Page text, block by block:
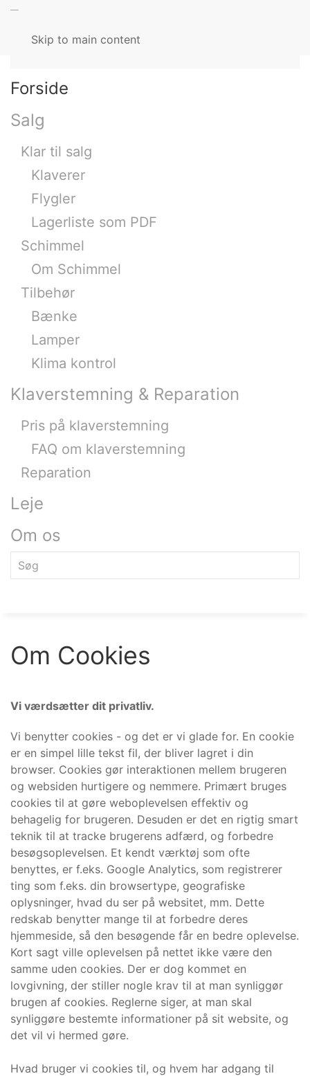
Skip to main content
Forside
Salg
Klar til salg
Klaverer
Flygler
Lagerliste som PDF
Schimmel
Om Schimmel
Tilbehør
Bænke
Lamper
Klima kontrol
Klaverstemning & Reparation
Pris på klaverstemning
FAQ om klaverstemning
Reparation
Leje
Om os
Om Cookies
Vi værdsætter dit privatliv.
Vi benytter cookies - og det er vi glade for. En cookie
er en simpel lille tekst fil, der bliver lagret i din
browser. Cookies gør interaktionen mellem brugeren
og websiden hurtigere og nemmere. Primært bruges
cookies til at gøre weboplevelsen effektiv og
behagelig for brugeren. Desuden er det en rigtig smart
teknik til at tracke brugerens adfærd, og forbedre
besøgsoplevelsen. Et kendt værktøj som ofte
benyttes, er f.eks. Google Analytics, som registrerer
ting som f.eks. din browsertype, geografiske
oplysninger, hvad du ser på websitet, mm. Dette
redskab benytter mange til at forbedre deres
hjemmeside, så den besøgende får en bedre oplevelse.
Kort sagt ville oplevelsen på nettet ikke være den
samme uden cookies. Der er dog kommet en
lovgivning, der stiller nogle krav til at man synliggør
brugen af cookies. Reglerne siger, at man skal
synliggøre bestemte informationer på sit website, og
det vil vi hermed gøre.
Hvad bruger vi cookies til, og hvem har adgang til